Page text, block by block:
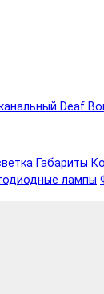
Deaf
Габариты
лампы